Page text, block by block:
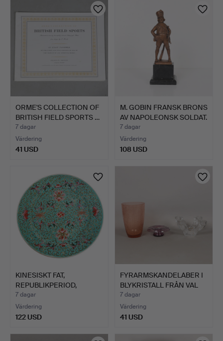
ORME'S COLLECTION OF
BRITISH FIELD SPORTS …
7 dagar
Värdering
41 USD
M. GOBIN FRANSK BRONS
AV NAPOLEONSK SOLDAT.
7 dagar
Värdering
108 USD
KINESISKT FAT,
REPUBLIKPERIOD,
TURKOSGLASE…
7 dagar
Värdering
122 USD
FYRARMSKANDELABER I
BLYKRISTALL FRÅN VAL
S…
7 dagar
Värdering
41 USD